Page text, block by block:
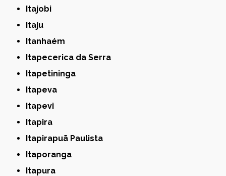
Itajobi
Itaju
Itanhaém
Itapecerica da Serra
Itapetininga
Itapeva
Itapevi
Itapira
Itapirapuã Paulista
Itaporanga
Itapura